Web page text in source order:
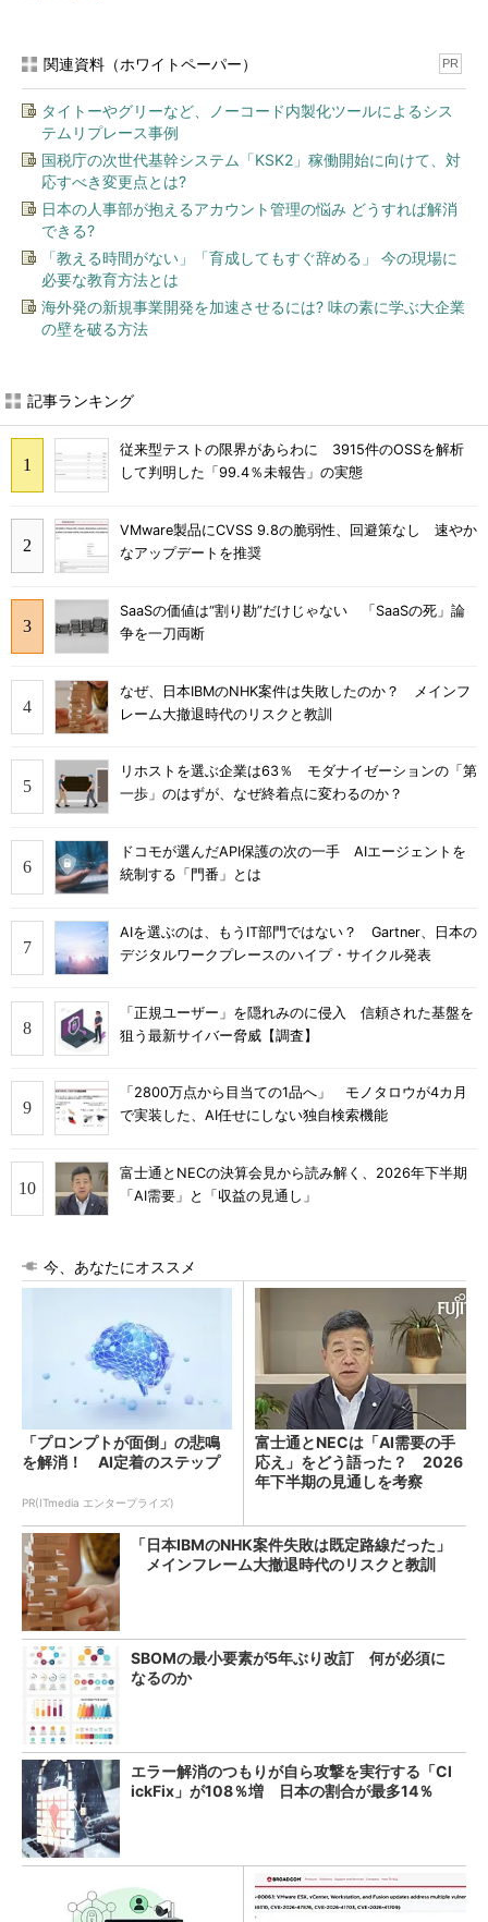
関連資料（ホワイトペーパー） PR
タイトーやグリーなど、ノーコード内製化ツールによるシス
テムリプレース事例
国税庁の次世代基幹システム「KSK2」稼働開始に向けて、対
応すべき変更点とは?
日本の人事部が抱えるアカウント管理の悩み どうすれば解消
できる?
「教える時間がない」「育成してもすぐ辞める」 今の現場に
必要な教育方法とは
海外発の新規事業開発を加速させるには? 味の素に学ぶ大企業
の壁を破る方法
記事ランキング
従来型テストの限界があらわに 3915件のOSSを解析
して判明した「99.4％未報告」の実態
VMware製品にCVSS 9.8の脆弱性、回避策なし 速やか
なアップデートを推奨
SaaSの価値は“割り勘”だけじゃない 「SaaSの死」論
争を一刀両断
なぜ、日本IBMのNHK案件は失敗したのか？ メインフ
レーム大撤退時代のリスクと教訓
リホストを選ぶ企業は63％ モダナイゼーションの「第
一歩」のはずが、なぜ終着点に変わるのか？
ドコモが選んだAPI保護の次の一手 AIエージェントを
統制する「門番」とは
AIを選ぶのは、もうIT部門ではない？ Gartner、日本の
デジタルワークプレースのハイプ・サイクル発表
「正規ユーザー」を隠れみのに侵入 信頼された基盤を
狙う最新サイバー脅威【調査】
「2800万点から目当ての1品へ」 モノタロウが4カ月
で実装した、AI任せにしない独自検索機能
富士通とNECの決算会見から読み解く、2026年下半期
「AI需要」と「収益の見通し」
今、あなたにオススメ
「プロンプトが面倒」の悲鳴
を解消！ AI定着のステップ
PR(ITmedia エンタープライズ)
富士通とNECは「AI需要の手
応え」をどう語った？ 2026
年下半期の見通しを考察
「日本IBMのNHK案件失敗は既定路線だった」
メインフレーム大撤退時代のリスクと教訓
SBOMの最小要素が5年ぶり改訂 何が必須に
なるのか
エラー解消のつもりが自ら攻撃を実行する「Cl
ickFix」が108％増 日本の割合が最多14％